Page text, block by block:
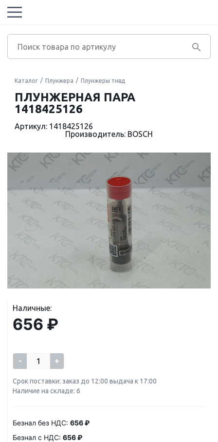
Каталог Плунжера Плунжеры тнвд
ПЛУНЖЕРНАЯ ПАРА
1418425126
Артикул: 1418425126
Производитель: BOSCH
Наличные:
656 ₽
- +
Срок поставки: заказ до 12:00 выдача к 17:00
Наличие на складе: 6
Безнал без НДС: 656 ₽
Безнал с НДС: 656 ₽